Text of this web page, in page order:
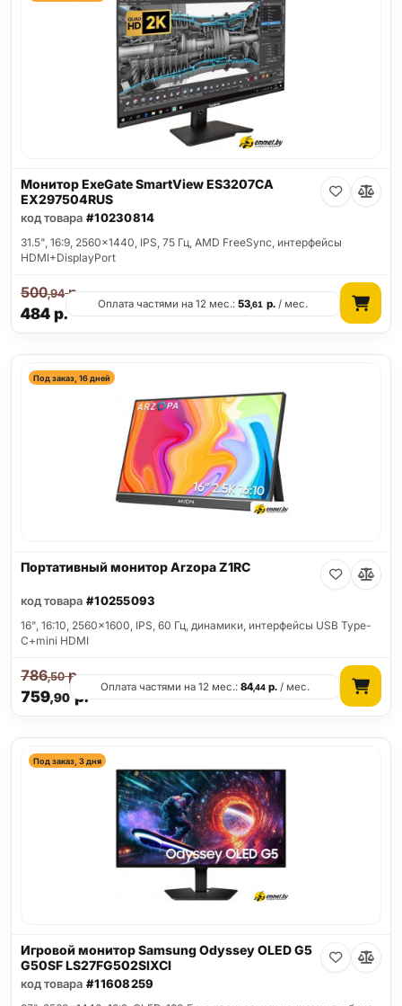
Монитор ExeGate SmartView ES3207CA
EX297504RUS
код товара #10230814
31.5", 16:9, 2560x1440, IPS, 75 Гц, AMD FreeSync, интерфейсы
HDMI+DisplayPort
484р.
500,94р.
Оплата частями на 12 мес.:53,61 р./ мес.
Под заказ, 16 дней
Портативный монитор Arzopa Z1RC
код товара #10255093
16", 16:10, 2560x1600, IPS, 60 Гц, динамики, интерфейсы USB Type-
C+mini HDMI
759,90р.
786,50р.
Оплата частями на 12 мес.:84,44 р. / мес.
Под заказ, 3 дня
Игровой монитор Samsung Odyssey OLED G5
G50SF LS27FG502SIXCI
код товара #11608259